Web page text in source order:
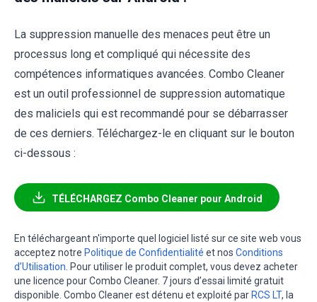
La suppression manuelle des menaces peut être un
processus long et compliqué qui nécessite des
compétences informatiques avancées. Combo Cleaner
est un outil professionnel de suppression automatique
des maliciels qui est recommandé pour se débarrasser
de ces derniers. Téléchargez-le en cliquant sur le bouton
ci-dessous :
TÉLÉCHARGEZ Combo Cleaner pour Android
En téléchargeant n'importe quel logiciel listé sur ce site web vous
acceptez notre Politique de Confidentialité et nos Conditions
d’Utilisation . Pour utiliser le produit complet, vous devez acheter
une licence pour Combo Cleaner. 7 jours d’essai limité gratuit
disponible. Combo Cleaner est détenu et exploité par RCS LT, la